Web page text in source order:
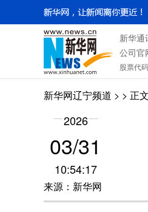
新华通
公司官
股票代
新华网辽宁频道 > > 正文
2026
03/31
10:54:17
来源：新华网